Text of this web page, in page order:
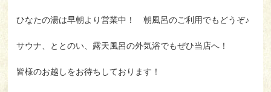
ひなたの湯は早朝より営業中！ 朝風呂のご利用でもどうぞ♪
サウナ、ととのい、露天風呂の外気浴でもぜひ当店へ！
皆様のお越しをお待ちしております！